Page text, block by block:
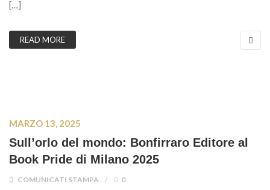
[…]
READ MORE
MARZO 13, 2025
Sull’orlo del mondo: Bonfirraro Editore al
Book Pride di Milano 2025
COMUNICATI STAMPA 0